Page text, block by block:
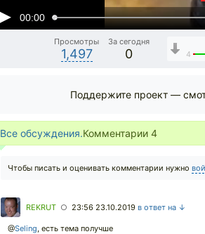
00:00
Просмотры
1,497
За сегодня
0 4
Поддержите проект —
Все обсуждения.Комментарии 4
Чтобы писать и оценивать комментарии нужно
REKRUT ○ 23:56 23.10.2019 в ответ на ↓
@Seling, есть тема получше